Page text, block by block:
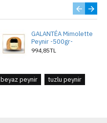
GALANTÉA Mimolette
Peynir -500gr-
994,85TL
beyaz peynir
tuzlu peynir